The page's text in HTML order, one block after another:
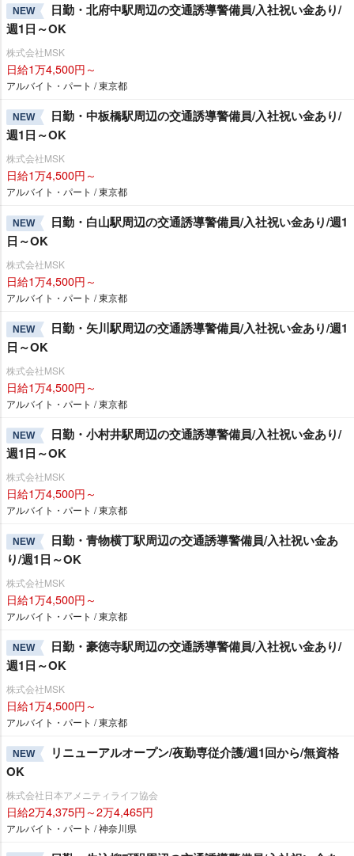
NEW
日勤・北府中駅周辺の交通誘導警備員/入社祝い金あり/
週1日～OK
株式会社MSK
日給1万4,500円～
アルバイト・パート / 東京都
NEW
日勤・中板橋駅周辺の交通誘導警備員/入社祝い金あり/
週1日～OK
株式会社MSK
日給1万4,500円～
アルバイト・パート / 東京都
NEW
日勤・白山駅周辺の交通誘導警備員/入社祝い金あり/週1
日～OK
株式会社MSK
日給1万4,500円～
アルバイト・パート / 東京都
NEW
日勤・矢川駅周辺の交通誘導警備員/入社祝い金あり/週1
日～OK
株式会社MSK
日給1万4,500円～
アルバイト・パート / 東京都
NEW
日勤・小村井駅周辺の交通誘導警備員/入社祝い金あり/
週1日～OK
株式会社MSK
日給1万4,500円～
アルバイト・パート / 東京都
NEW
日勤・青物横丁駅周辺の交通誘導警備員/入社祝い金あ
り/週1日～OK
株式会社MSK
日給1万4,500円～
アルバイト・パート / 東京都
NEW
日勤・豪徳寺駅周辺の交通誘導警備員/入社祝い金あり/
週1日～OK
株式会社MSK
日給1万4,500円～
アルバイト・パート / 東京都
NEW
リニューアルオープン/夜勤専従介護/週1回から/無資格
OK
株式会社日本アメニティライフ協会
日給2万4,375円～2万4,465円
アルバイト・パート / 神奈川県